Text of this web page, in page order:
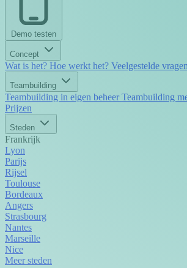
Demo testen
Concept
Wat is het? Hoe werkt het? Veelgestelde vragen
Teambuilding
Teambuilding in eigen beheer Teambuilding
Prijzen
Steden
Frankrijk
Lyon
Parijs
Rijsel
Toulouse
Bordeaux
Angers
Strasbourg
Nantes
Marseille
Nice
Meer steden